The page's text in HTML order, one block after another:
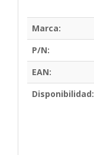
Marca:
P/N:
EAN:
Disponibilidad: